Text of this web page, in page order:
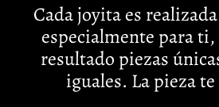
Cada joyita es
especialmente para
resultado piezas
iguales. La pieza